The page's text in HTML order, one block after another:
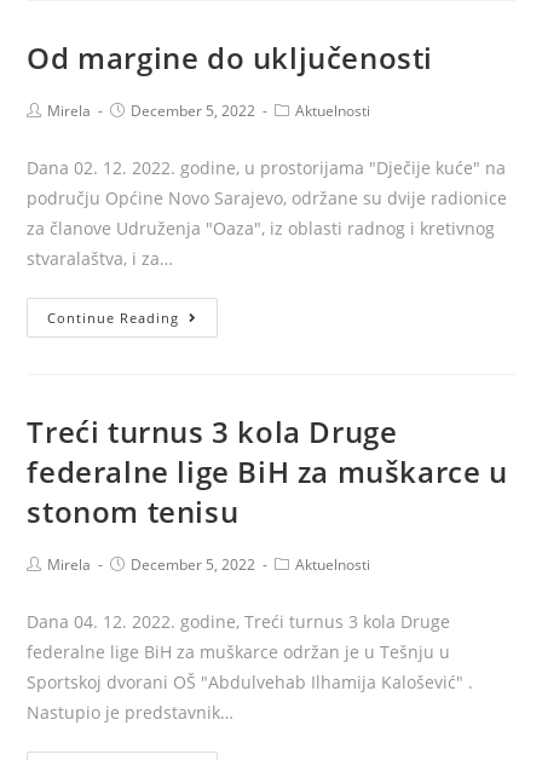
Od margine do uključenosti
PostMirela
PostDecember 5, 2022
PostAktuelnosti
Dana 02. 12. 2022. godine, u prostorijama "Dječije kuće" na
području Općine Novo Sarajevo, održane su dvije radionice
za članove Udruženja "Oaza", iz oblasti radnog i kretivnog
stvaralaštva, i za…
Continue Reading
margine
Treći turnus 3 kola Druge
federalne lige BiH za muškarce u
stonom tenisu
PostMirela
PostDecember 5, 2022
PostAktuelnosti
Dana 04. 12. 2022. godine, Treći turnus 3 kola Druge
federalne lige BiH za muškarce održan je u Tešnju u
Sportskoj dvorani OŠ "Abdulvehab Ilhamija Kalošević" .
Nastupio je predstavnik…